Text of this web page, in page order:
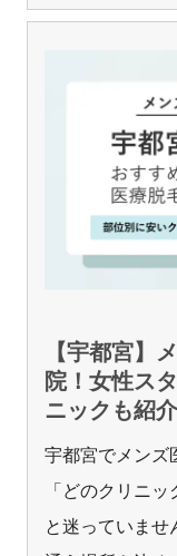
【宇都宮】
院！女性ス
ニックも紹介
宇都宮でメンズ
「どのクリニ
と迷っていませ